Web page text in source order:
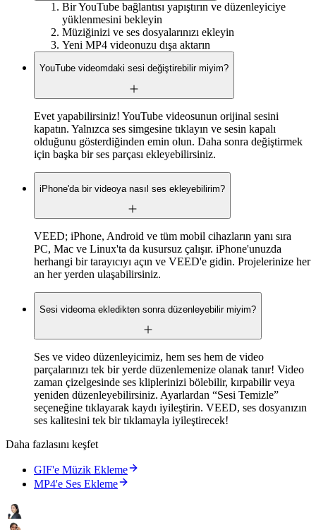
Bir YouTube bağlantısı yapıştırın ve düzenleyiciye
yüklenmesini bekleyin
Müziğinizi ve ses dosyalarınızı ekleyin
Yeni MP4 videonuzu dışa aktarın
YouTube videomdaki sesi değiştirebilir miyim?
Evet yapabilirsiniz! YouTube videosunun orijinal sesini
kapatın. Yalnızca ses simgesine tıklayın ve sesin kapalı
olduğunu gösterdiğinden emin olun. Daha sonra değiştirmek
için başka bir ses parçası ekleyebilirsiniz.
iPhone'da bir videoya nasıl ses ekleyebilirim?
VEED; iPhone, Android ve tüm mobil cihazların yanı sıra
PC, Mac ve Linux'ta da kusursuz çalışır. iPhone'unuzda
herhangi bir tarayıcıyı açın ve VEED'e gidin. Projelerinize her
an her yerden ulaşabilirsiniz.
Sesi videoma ekledikten sonra düzenleyebilir miyim?
Ses ve video düzenleyicimiz, hem ses hem de video
parçalarınızı tek bir yerde düzenlemenize olanak tanır! Video
zaman çizelgesinde ses kliplerinizi bölebilir, kırpabilir veya
yeniden düzenleyebilirsiniz. Ayarlardan “Sesi Temizle”
seçeneğine tıklayarak kaydı iyileştirin. VEED, ses dosyanızın
ses kalitesini tek bir tıklamayla iyileştirecek!
Daha fazlasını keşfet
GIF'e Müzik Ekleme
MP4'e Ses Ekleme